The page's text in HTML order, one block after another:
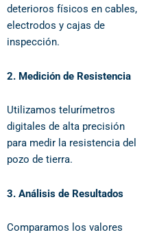
deterioros físicos en cables,
electrodos y cajas de
inspección.
2. Medición de Resistencia
Utilizamos telurímetros
digitales de alta precisión
para medir la resistencia del
pozo de tierra.
3. Análisis de Resultados
Comparamos los valores